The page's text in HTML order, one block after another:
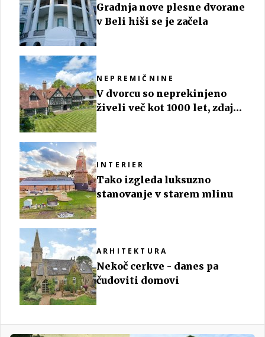
Gradnja nove plesne dvorane
v Beli hiši se je začela
NEPREMIČNINE
V dvorcu so neprekinjeno
živeli več kot 1000 let, zdaj
INTERIER
Tako izgleda luksuzno
stanovanje v starem mlinu
ARHITEKTURA
Nekoč cerkve - danes pa
čudoviti domovi